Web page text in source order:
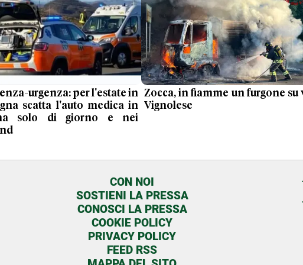
urgenza: per l'estate in
scatta l'auto medica in
solo di giorno e nei
Zocca, in fiamme un furgone su
Vignolese
CON NOI
SOSTIENI LA PRESSA
CONOSCI LA PRESSA
COOKIE POLICY
PRIVACY POLICY
FEED RSS